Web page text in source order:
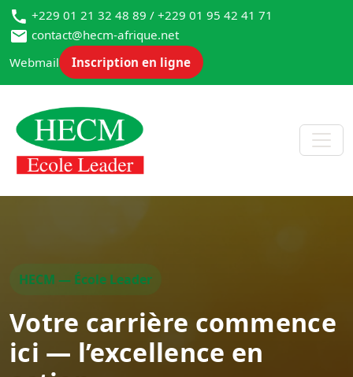
+229 01 21 32 48 89 / +229 01 95 42 41 71
contact@hecm-afrique.net
Webmail
Inscription en ligne
HECM — École Leader
Votre carrière commence
ici — l’excellence en